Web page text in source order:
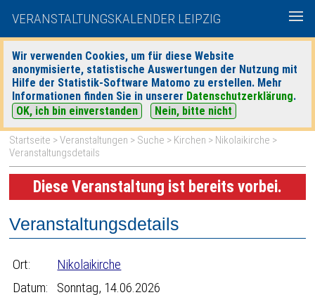
VERANSTALTUNGSKALENDER LEIPZIG
Wir verwenden Cookies, um für diese Website
anonymisierte, statistische Auswertungen der Nutzung mit
Hilfe der Statistik-Software Matomo zu erstellen. Mehr
Informationen finden Sie in unserer Datenschutzerklärung.
OK, ich bin einverstanden
Nein, bitte nicht
heute|morgen| Detaillierte Suche
Startseite >Veranstaltungen > Suche > Kirchen > Nikolaikirche >
Veranstaltungsdetails
Diese Veranstaltung ist bereits vorbei.
Veranstaltungsdetails
Ort:
Nikolaikirche
Datum:
Sonntag, 14.06.2026